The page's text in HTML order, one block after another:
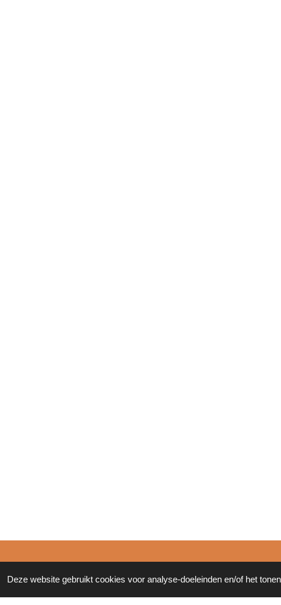
Deze website gebruikt cookies voor analyse-doeleinden en/of het
© 2011 - 2026 Zonderinkt.eu